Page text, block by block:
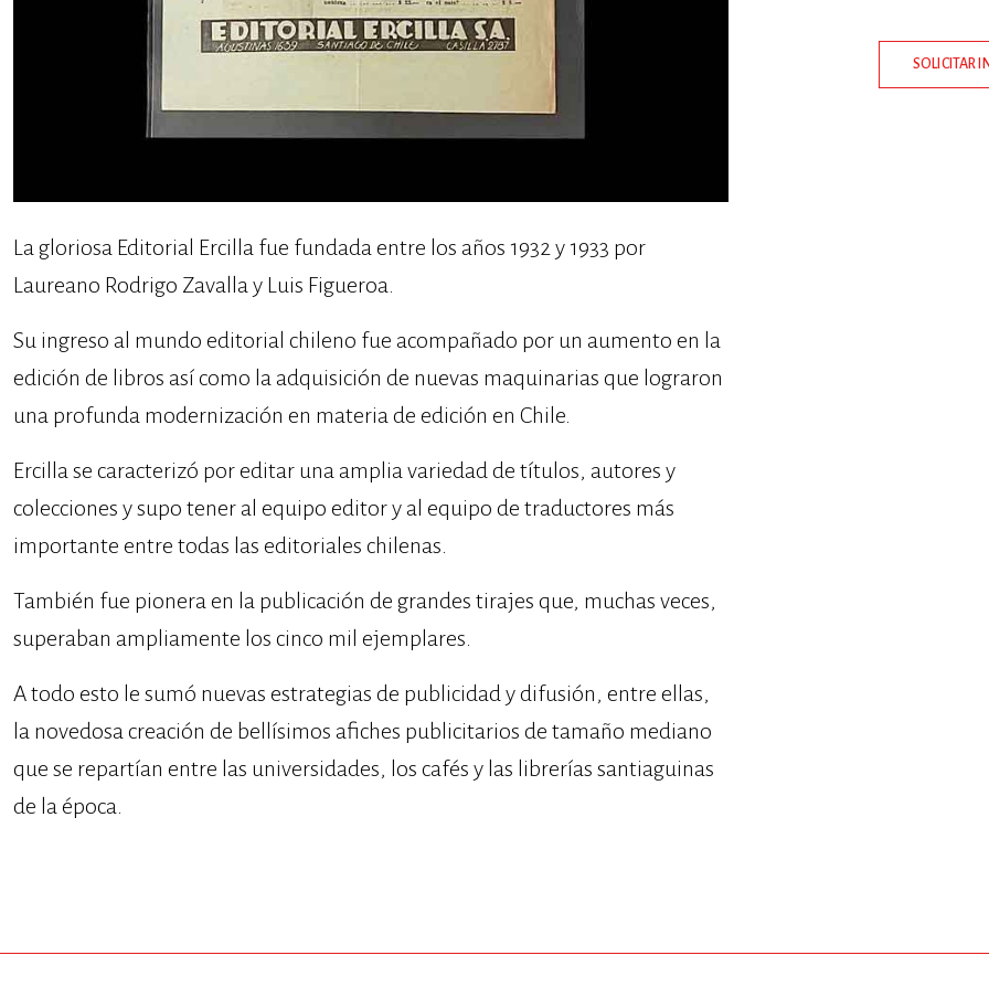
La gloriosa Editorial Ercilla fue fundada entre los años 1932 y 1933 por
Laureano Rodrigo Zavalla y Luis Figueroa.
Su ingreso al mundo editorial chileno fue acompañado por un aumento en la
edición de libros así como la adquisición de nuevas maquinarias que lograron
una profunda modernización en materia de edición en Chile.
Ercilla se caracterizó por editar una amplia variedad de títulos, autores y
colecciones y supo tener al equipo editor y al equipo de traductores más
importante entre todas las editoriales chilenas.
También fue pionera en la publicación de grandes tirajes que, muchas veces,
superaban ampliamente los cinco mil ejemplares.
A todo esto le sumó nuevas estrategias de publicidad y difusión, entre ellas,
la novedosa creación de bellísimos afiches publicitarios de tamaño mediano
que se repartían entre las universidades, los cafés y las librerías santiaguinas
de la época.
SOLICITAR